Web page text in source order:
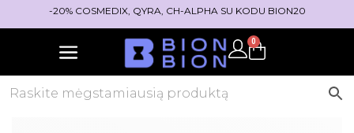
-20% COSMEDIX, QYRA, CH-ALPHA SU KODU BION20
0